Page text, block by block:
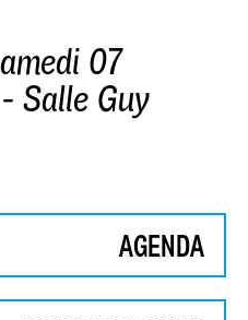
07
Salle Guy
AGENDA